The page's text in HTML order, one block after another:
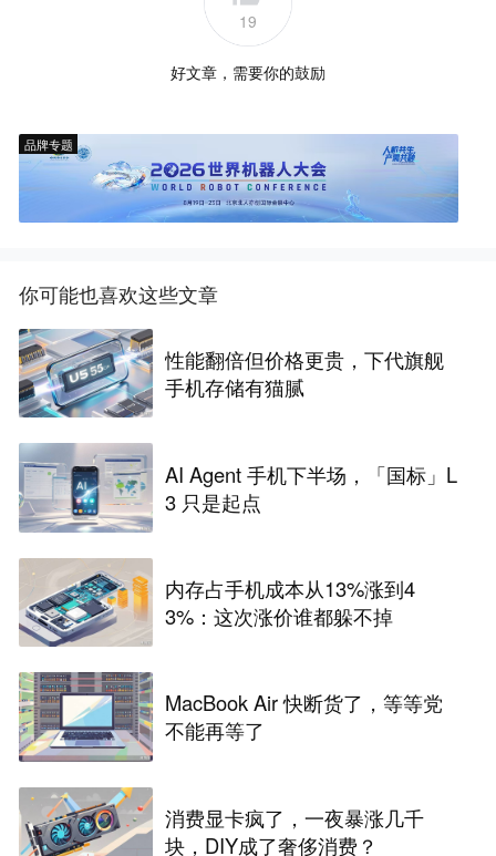
19
好文章，需要你的鼓励
品牌专题
你可能也喜欢这些文章
性能翻倍但价格更贵，下代旗舰
手机存储有猫腻
AI Agent 手机下半场，「国标」L
3 只是起点
内存占手机成本从13%涨到4
3%：这次涨价谁都躲不掉
MacBook Air 快断货了，等等党
不能再等了
消费显卡疯了，一夜暴涨几千
块，DIY成了奢侈消费？